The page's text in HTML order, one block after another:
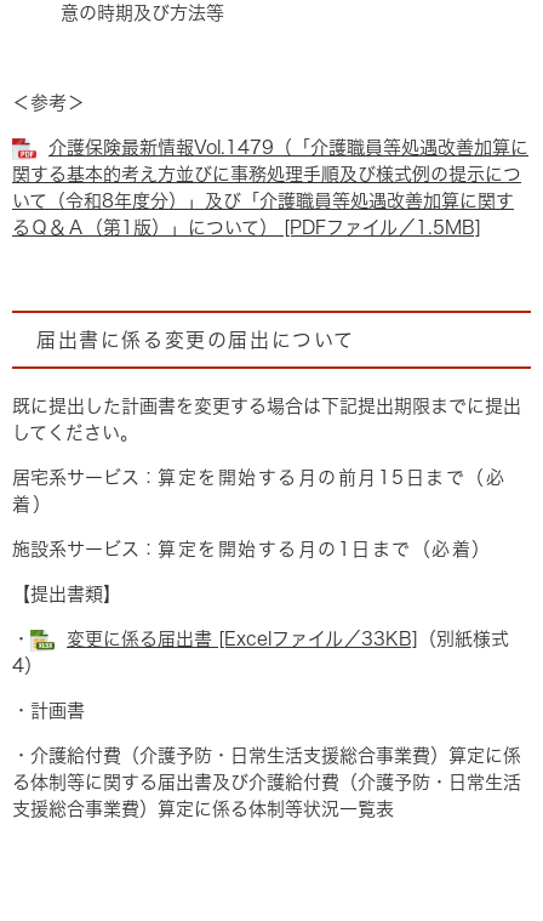
意の時期及び方法等
＜参考＞
介護保険最新情報Vol.1479（「介護職員等処遇改善加算に
関する基本的考え方並びに事務処理手順及び様式例の提示につ
いて（令和8年度分）」及び「介護職員等処遇改善加算に関す
るＱ＆Ａ（第1版）」について） [PDFファイル／1.5MB]
届出書に係る変更の届出について
既に提出した計画書を変更する場合は下記提出期限までに提出
してください。
居宅系サービス： 算定を開始する月の前月15日まで（必
着）
施設系サービス： 算定を開始する月の1日まで（必着）
【提出書類】
・ 変更に係る届出書 [Excelファイル／33KB]
（別紙様式
4）​
・計画書
・介護給付費（介護予防・日常生活支援総合事業費）算定に係
る体制等に関する届出書及び介護給付費（介護予防・日常生活
支援総合事業費）算定に係る体制等状況一覧表